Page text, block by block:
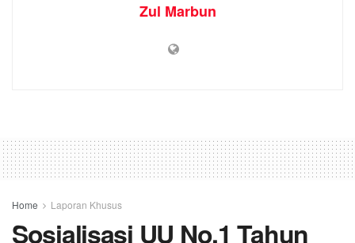
Zul Marbun
Home Laporan Khusus
Sosialisasi UU No.1 Tahun